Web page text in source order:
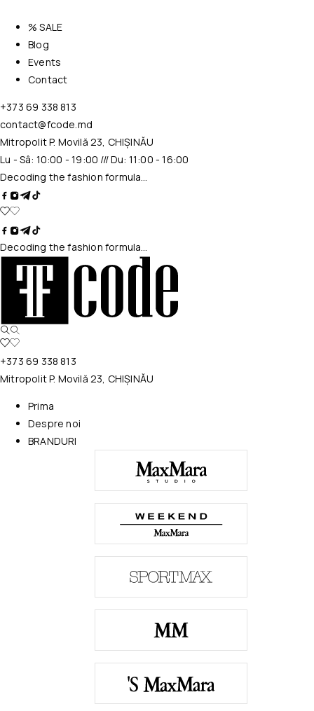
% SALE
Blog
Events
Contact
+373 69 338 813
contact@fcode.md
Mitropolit P. Movilă 23, CHIȘINĂU
Lu - Sâ: 10:00 - 19:00 /// Du: 11:00 - 16:00
Decoding the fashion formula…
Decoding the fashion formula…
+373 69 338 813
Mitropolit P. Movilă 23, CHIȘINĂU
Prima
Despre noi
BRANDURI